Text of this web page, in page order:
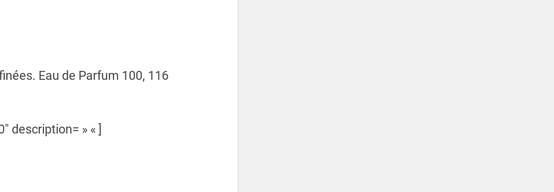
Eau de Parfum 100, 116
description= » « ]